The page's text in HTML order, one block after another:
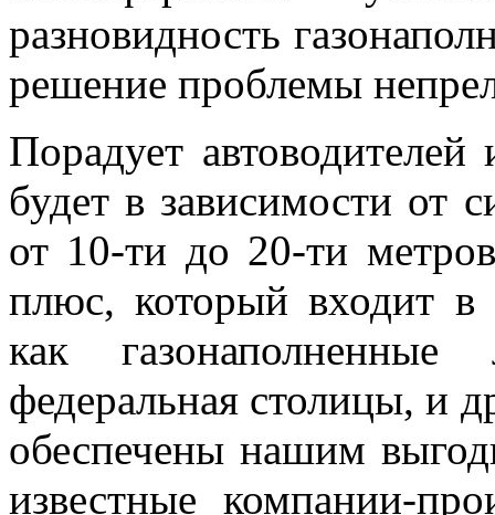
разновидность
решение проблемы
Порадует
будет в зависимости от
от 10-ти до 20-ти
плюс, который входит в
как
федеральная столицы, и
обеспечены нашим
известные компании-